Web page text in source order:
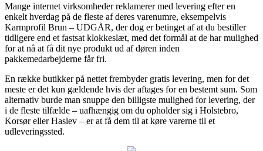
Mange internet virksomheder reklamerer med levering efter en
enkelt hverdag på de fleste af deres varenumre, eksempelvis
Karmprofil Brun – UDGÅR, der dog er betinget af at du bestiller
tidligere end et fastsat klokkeslæt, med det formål at de har mulighed
for at nå at få dit nye produkt ud af døren inden
pakkemedarbejderne får fri.
En række butikker på nettet frembyder gratis levering, men for det
meste er det kun gældende hvis der aftages for en bestemt sum. Som
alternativ burde man snuppe den billigste mulighed for levering, der
i de fleste tilfælde – uafhængig om du opholder sig i Holstebro,
Korsør eller Haslev – er at få dem til at køre varerne til et
udleveringssted.